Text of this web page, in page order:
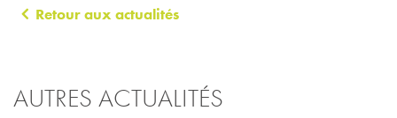
Retour aux actualités
AUTRES ACTUALITÉS